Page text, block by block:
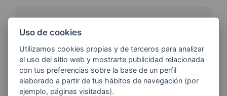
¿QUIERES ESTAR AL DÍA DE
LAS
ÚLTIMAS NOVEDADES?
E-MAIL
Uso de cookies
Utilizamos cookies propias y de terceros para analizar
el uso del sitio web y mostrarte publicidad relacionada
con tus preferencias sobre la base de un perfil
elaborado a partir de tus hábitos de navegación (por
ejemplo, páginas visitadas).